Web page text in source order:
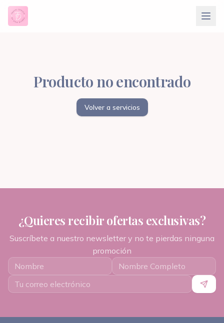
Producto no encontrado
Volver a servicios
¿Quieres recibir ofertas exclusivas?
Suscríbete a nuestro newsletter y no te pierdas ninguna
promoción